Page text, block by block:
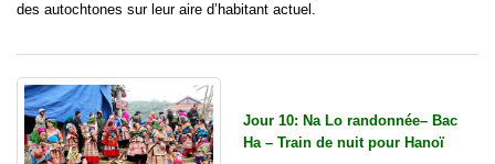
des autochtones sur leur aire d’habitant actuel.
Jour 10: Na Lo randonnée– Bac
Ha – Train de nuit pour Hanoï